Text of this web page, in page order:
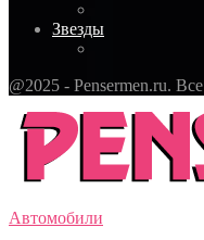
Звезды
@2025 - Pensermen.ru.
Автомобили